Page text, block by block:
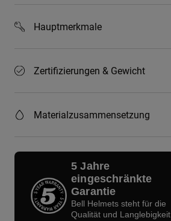
Hauptmerkmale
Zertifizierungen & Gewicht
Materialzusammensetzung
5 Jahre
eingeschränkte
Garantie
Bell Helmets steht für die
Qualität und Langlebigkeit